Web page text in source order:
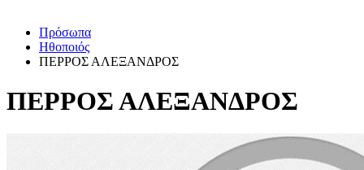
Πρόσωπα
Ηθοποιός
ΠΕΡΡΟΣ ΑΛΕΞΑΝΔΡΟΣ
ΠΕΡΡΟΣ ΑΛΕΞΑΝΔΡΟΣ